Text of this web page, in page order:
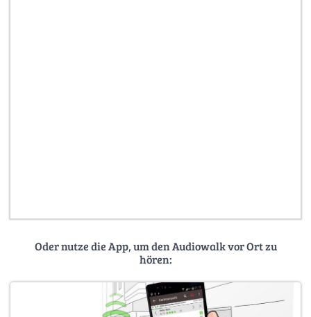
Oder nutze die App, um den Audiowalk vor Ort zu
hören: